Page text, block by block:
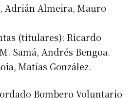
*
Adrián Almeira, Mauro
(titulares): Ricardo
Samá, Andrés Bengoa.
Matías González.
Bombero Voluntario